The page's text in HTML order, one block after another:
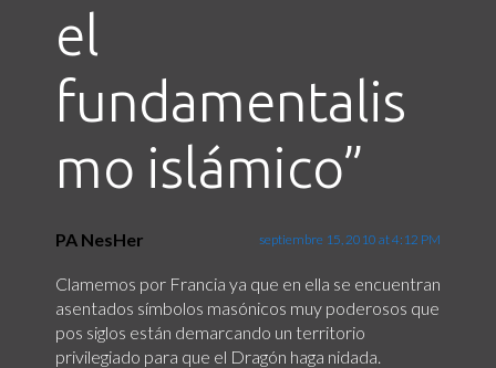
el
fundamentalis
mo islámico”
PA NesHer septiembre 15, 2010 at 4:12 PM
Clamemos por Francia ya que en ella se encuentran
asentados símbolos masónicos muy poderosos que
pos siglos están demarcando un territorio
privilegiado para que el Dragón haga nidada.